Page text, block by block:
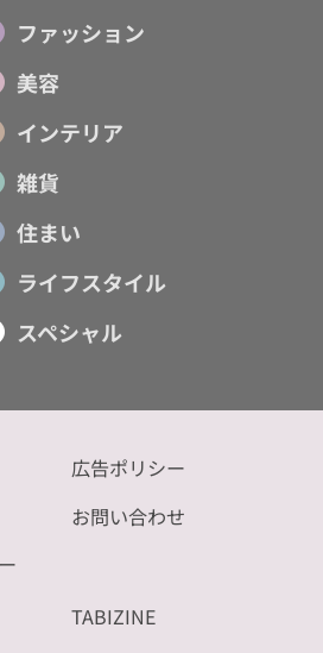
ファッション
美容
インテリア
雑貨
住まい
ライフスタイル
スペシャル
広告ポリシー
お問い合わせ
TABIZINE